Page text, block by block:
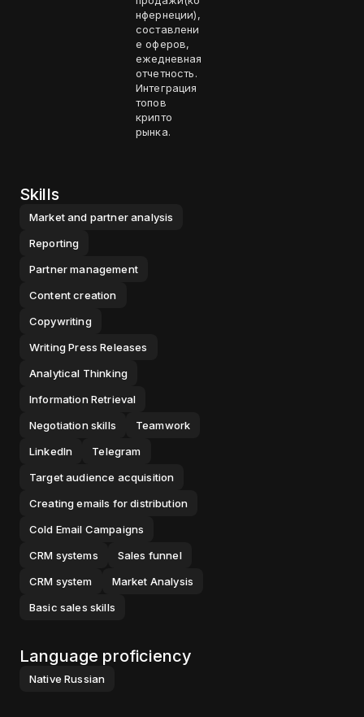
нфернеции),
составлени
е оферов,
ежедневная
отчетность.
Интеграция
топов
крипто
рынка.
Skills
Market and partner analysis
Reporting
Partner management
Content creation
Copywriting
Writing Press Releases
Analytical Thinking
Information Retrieval
Negotiation skills
Teamwork
LinkedIn
Telegram
Target audience acquisition
Creating emails for distribution
Cold Email Campaigns
CRM systems
Sales funnel
CRM system
Market Analysis
Basic sales skills
Language proficiency
Native Russian